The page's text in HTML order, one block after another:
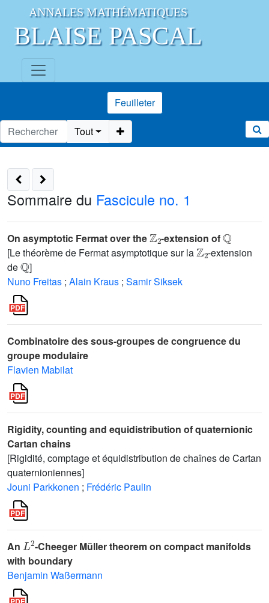
ANNALES MATHÉMATIQUES
BLAISE PASCAL
Feuilleter
Tout
Sommaire du Fascicule no. 1
On asymptotic Fermat over the -extension of
[Le théorème de Fermat asymptotique sur la
ℤ2
-extension
de
ℚ
]
Nuno Freitas ; Alain Kraus ; Samir Siksek
Combinatoire des sous-groupes de congruence du
groupe modulaire
Flavien Mabilat
Rigidity, counting and equidistribution of quaternionic
Cartan chains
[Rigidité, comptage et équidistribution de chaînes de Cartan
quaternioniennes]
Jouni Parkkonen ; Frédéric Paulin
An
2
-Cheeger Müller theorem on compact manifolds
with boundary
Benjamin Waßermann